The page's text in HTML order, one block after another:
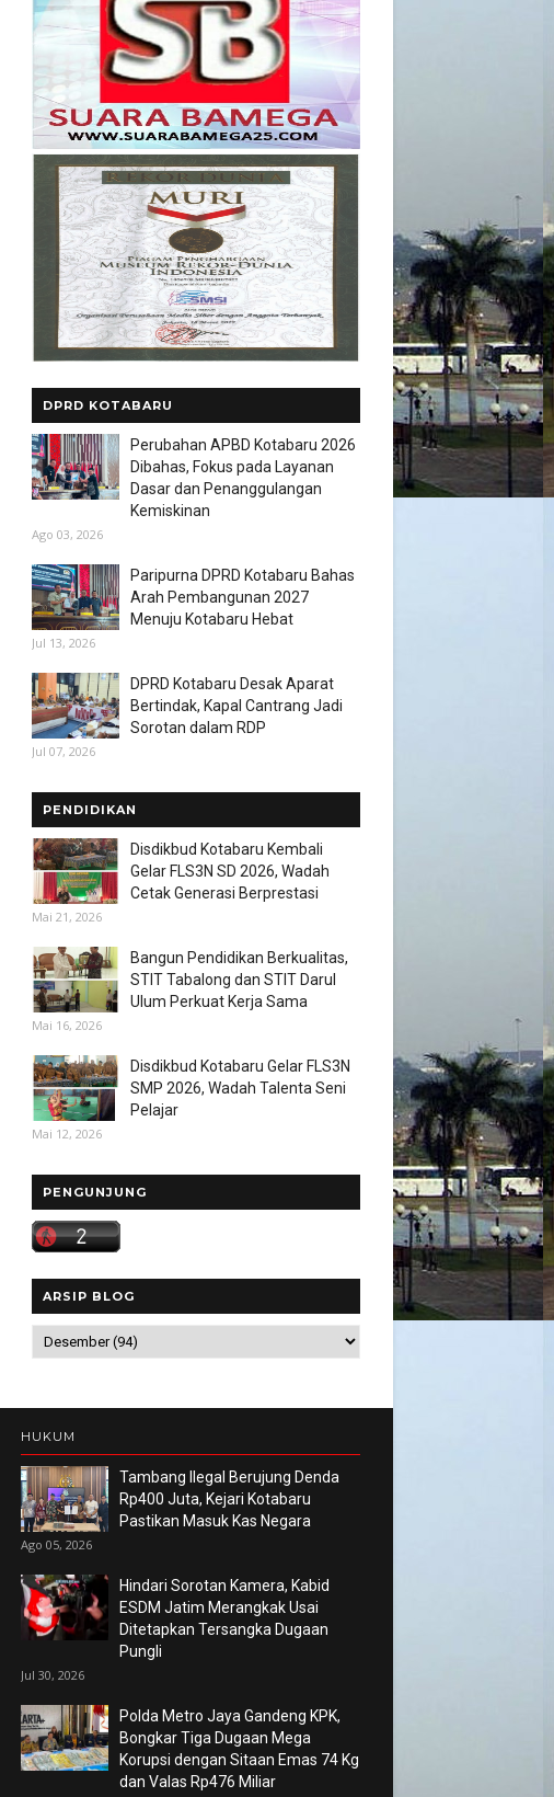
DPRD KOTABARU
Perubahan APBD Kotabaru 2026
Dibahas, Fokus pada Layanan
Dasar dan Penanggulangan
Kemiskinan
Ago 03, 2026
Paripurna DPRD Kotabaru Bahas
Arah Pembangunan 2027
Menuju Kotabaru Hebat
Jul 13, 2026
DPRD Kotabaru Desak Aparat
Bertindak, Kapal Cantrang Jadi
Sorotan dalam RDP
Jul 07, 2026
PENDIDIKAN
Disdikbud Kotabaru Kembali
Gelar FLS3N SD 2026, Wadah
Cetak Generasi Berprestasi
Mai 21, 2026
Bangun Pendidikan Berkualitas,
STIT Tabalong dan STIT Darul
Ulum Perkuat Kerja Sama
Mai 16, 2026
Disdikbud Kotabaru Gelar FLS3N
SMP 2026, Wadah Talenta Seni
Pelajar
Mai 12, 2026
PENGUNJUNG
ARSIP BLOG
HUKUM
Tambang Ilegal Berujung Denda
Rp400 Juta, Kejari Kotabaru
Pastikan Masuk Kas Negara
Ago 05, 2026
Hindari Sorotan Kamera, Kabid
ESDM Jatim Merangkak Usai
Ditetapkan Tersangka Dugaan
Pungli
Jul 30, 2026
Polda Metro Jaya Gandeng KPK,
Bongkar Tiga Dugaan Mega
Korupsi dengan Sitaan Emas 74 Kg
dan Valas Rp476 Miliar